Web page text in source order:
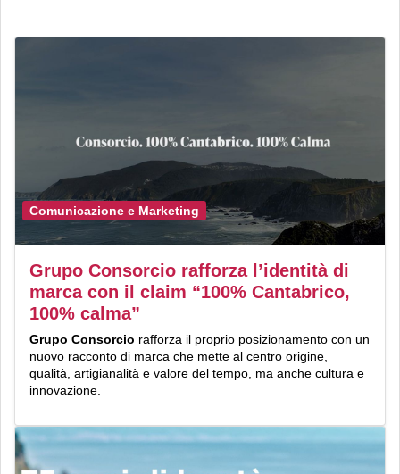
Comunicazione e Marketing
Grupo Consorcio rafforza l’identità di
marca con il claim “100% Cantabrico,
100% calma”
Grupo Consorcio rafforza il proprio posizionamento con un
nuovo racconto di marca che mette al centro origine,
qualità, artigianalità e valore del tempo, ma anche cultura e
innovazione.